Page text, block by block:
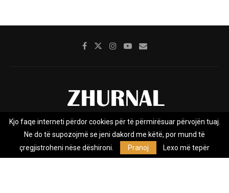
Rreth nesh Impresumi Marketing
Privacy Policy
Zhurnal.mk është Agjenci e Lajmeve e pavarur, e themeluar në vitin
Kjo faqe interneti përdor cookies për të përmirësuar përvojën tuaj.
Ne do të supozojmë se jeni dakord me këtë, por mund të
çregjistroheni nëse dëshironi.
Pranoj Lexo më tepër